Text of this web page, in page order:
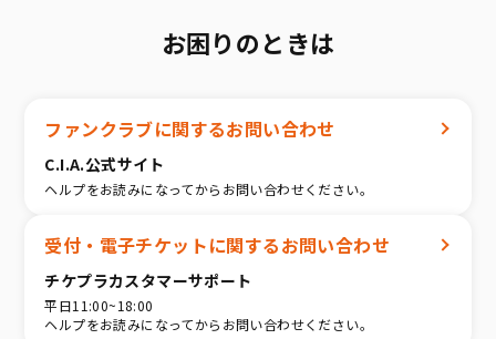
お困りのときは
ファンクラブに関するお問い合わせ
C.I.A.公式サイト
ヘルプをお読みになってからお問い合わせください。
受付・電子チケットに関するお問い合わせ
チケプラカスタマーサポート
平日11:00~18:00
ヘルプをお読みになってからお問い合わせください。